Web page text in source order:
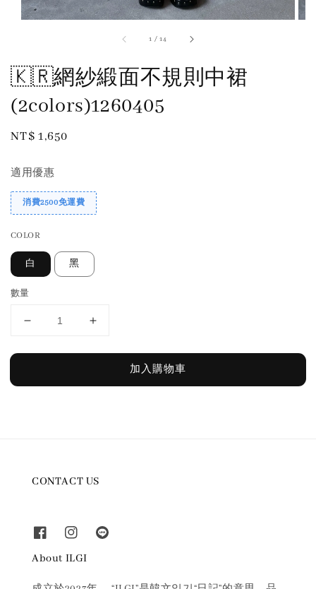
1 /14
🇰🇷網紗緞面不規則中裙
(2colors)1260405
Regular
NT$ 1,650
適用優惠
消費2500免運費
COLOR
白 黑
數量
加入購物車
CONTACT US
About ILGI